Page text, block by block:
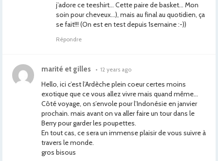
j’adore ce teeshirt… Cette paire de basket… Mon
soin pour cheveux…), mais au final au quotidien, ça
se fait!!! (On est en test depuis 1semaine :-))
Répondre
marité et gilles • 12 years ago
Hello, ici c’est l’Ardèche plein coeur certes moins
exotique que ce vous allez vivre mais quand même…
Côté voyage, on s’envole pour l’Indonésie en janvier
prochain. mais avant on va aller faire un tour dans le
Berry pour garder les poupettes.
En tout cas, ce sera un immense plaisir de vous suivre à
travers le monde.
gros bisous